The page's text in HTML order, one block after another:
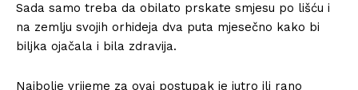
Sada samo treba da obilato prskate smjesu po lišću i
na zemlju svojih orhideja dva puta mjesečno kako bi
biljka ojačala i bila zdravija.
Najbolje vrijeme za ovaj postupak je jutro ili rano